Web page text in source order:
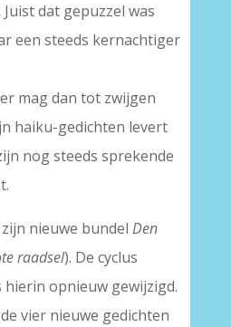
dat gepuzzel was
een steeds kernachtiger
mag dan tot zwijgen
haiku-gedichten levert
nog steeds sprekende
nieuwe bundel Den
raadsel). De cyclus
hierin opnieuw gewijzigd.
vier nieuwe gedichten